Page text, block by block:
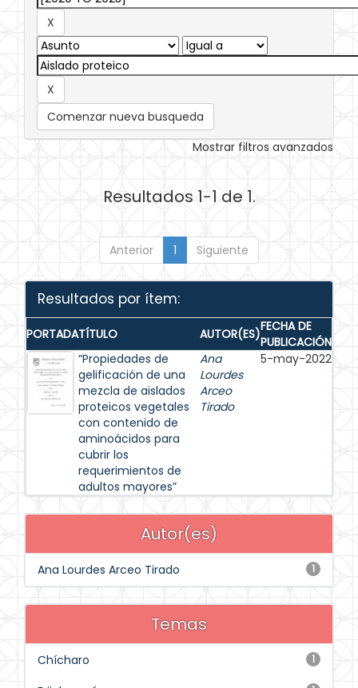
Comenzar nueva busqueda
Mostrar filtros avanzados
Resultados 1-1 de 1.
Anterior 1 Siguiente
Resultados por ítem:
PORTADATÍTULO AUTOR(ES)FECHA DE
PUBLICACIÓN
“Propiedades de
gelificación de una
mezcla de aislados
proteicos vegetales
con contenido de
aminoácidos para
cubrir los
requerimientos de
adultos mayores”
Ana
Lourdes
Arceo
Tirado
5-may-2022
Autor(es)
1
Ana Lourdes Arceo Tirado
Temas
1
Chícharo